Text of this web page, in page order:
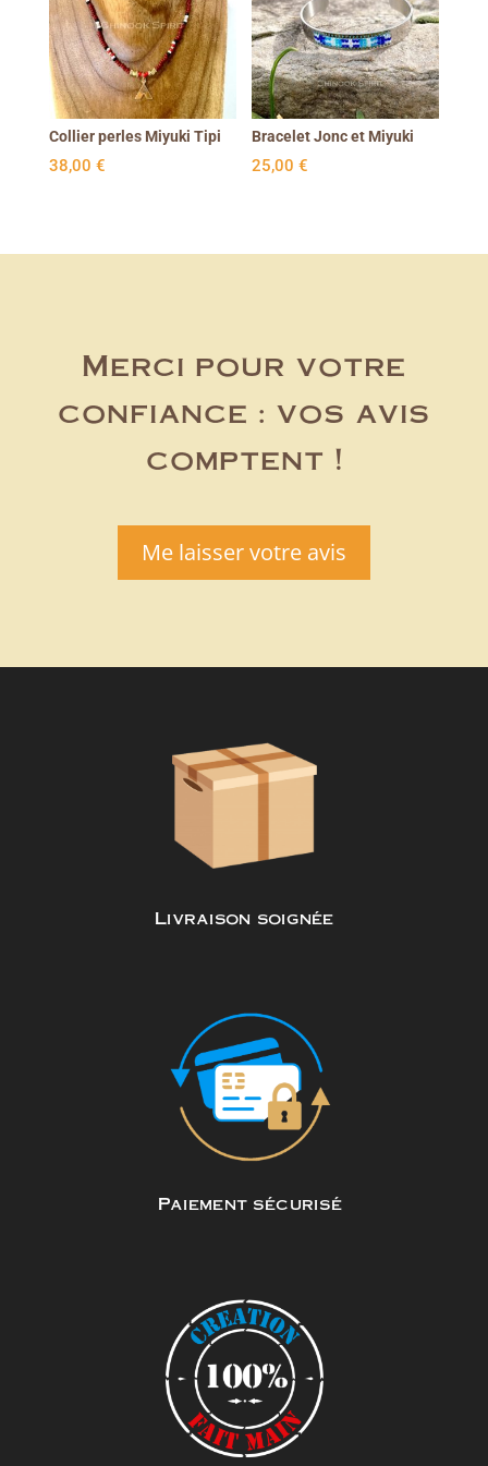
Collier perles Miyuki Tipi
38,00 €
Bracelet Jonc et Miyuki
25,00€
Merci pour votre
confiance : vos avis
comptent !
Me laisser votre avis
Livraison soignée
Paiement sécurisé